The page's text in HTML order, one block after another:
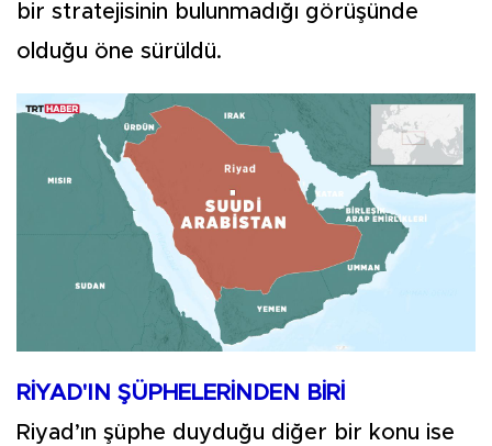
bir stratejisinin bulunmadığı görüşünde
olduğu öne sürüldü.
RİYAD'IN ŞÜPHELERİNDEN BİRİ
Riyad’ın şüphe duyduğu diğer bir konu ise